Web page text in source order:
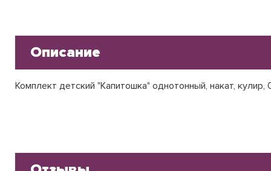
Описание
Комплект детский "Капитошка" однотонный, накат, кулир,